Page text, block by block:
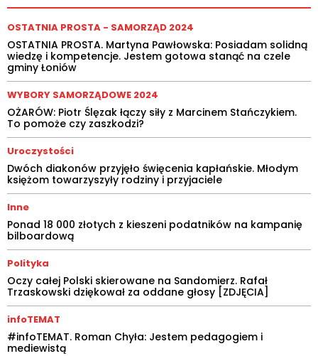
OSTATNIA PROSTA - SAMORZĄD 2024
OSTATNIA PROSTA. Martyna Pawłowska: Posiadam solidną
wiedzę i kompetencje. Jestem gotowa stanąć na czele
gminy Łoniów
WYBORY SAMORZĄDOWE 2024
OŻARÓW: Piotr Ślęzak łączy siły z Marcinem Stańczykiem.
To pomoże czy zaszkodzi?
Uroczystości
Dwóch diakonów przyjęło święcenia kapłańskie. Młodym
księżom towarzyszyły rodziny i przyjaciele
Inne
Ponad 18 000 złotych z kieszeni podatników na kampanię
bilboardową
Polityka
Oczy całej Polski skierowane na Sandomierz. Rafał
Trzaskowski dziękował za oddane głosy [ZDJĘCIA]
infoTEMAT
#infoTEMAT. Roman Chyła: Jestem pedagogiem i
mediewistą